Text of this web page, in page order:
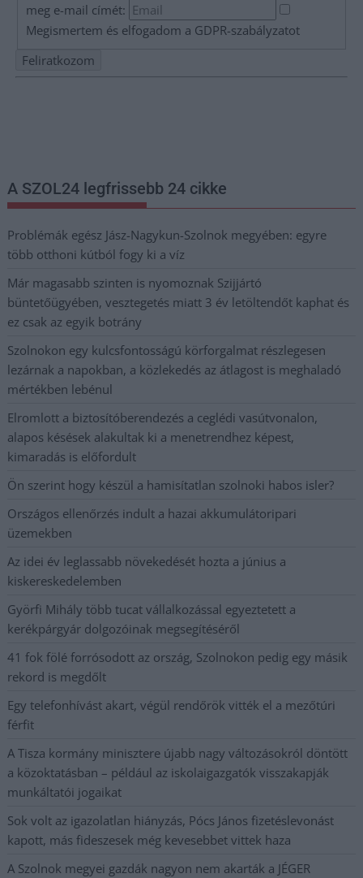
meg e-mail címét:
Megismertem és elfogadom a GDPR-szabályzatot
A SZOL24 legfrissebb 24 cikke
Problémák egész Jász-Nagykun-Szolnok megyében: egyre
több otthoni kútból fogy ki a víz
Már magasabb szinten is nyomoznak Szijjártó
büntetőügyében, vesztegetés miatt 3 év letöltendőt kaphat és
ez csak az egyik botrány
Szolnokon egy kulcsfontosságú körforgalmat részlegesen
lezárnak a napokban, a közlekedés az átlagost is meghaladó
mértékben lebénul
Elromlott a biztosítóberendezés a ceglédi vasútvonalon,
alapos késések alakultak ki a menetrendhez képest,
kimaradás is előfordult
Ön szerint hogy készül a hamisítatlan szolnoki habos isler?
Országos ellenőrzés indult a hazai akkumulátoripari
üzemekben
Az idei év leglassabb növekedését hozta a június a
kiskereskedelemben
Györfi Mihály több tucat vállalkozással egyeztetett a
kerékpárgyár dolgozóinak megsegítéséről
41 fok fölé forrósodott az ország, Szolnokon pedig egy másik
rekord is megdőlt
Egy telefonhívást akart, végül rendőrök vitték el a mezőtúri
férfit
A Tisza kormány minisztere újabb nagy változásokról döntött
a közoktatásban – például az iskolaigazgatók visszakapják
munkáltatói jogaikat
Sok volt az igazolatlan hiányzás, Pócs János fizetéslevonást
kapott, más fideszesek még kevesebbet vittek haza
A Szolnok megyei gazdák nagyon nem akarták a JÉGER